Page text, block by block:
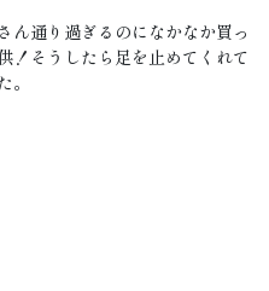
ん通り過ぎるのになかなか買っ
！そうしたら足を止めてくれて